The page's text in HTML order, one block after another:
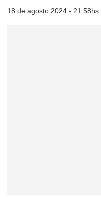
18 de agosto 2024 - 21:58hs